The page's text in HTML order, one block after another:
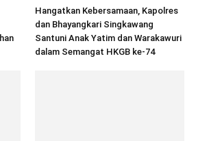
Hangatkan Kebersamaan, Kapolres
dan Bhayangkari Singkawang
Santuni Anak Yatim dan Warakawuri
dalam Semangat HKGB ke-74